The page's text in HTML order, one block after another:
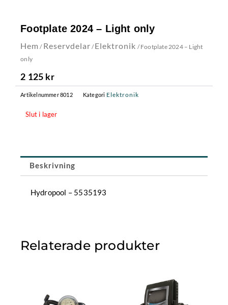
Footplate 2024 – Light only
Hem / Reservdelar /Elektronik / Footplate 2024 – Light
only
2 125 kr
Artikelnummer8012 Kategori Elektronik
Slut i lager
Beskrivning
Hydropool – 5535193
Relaterade produkter